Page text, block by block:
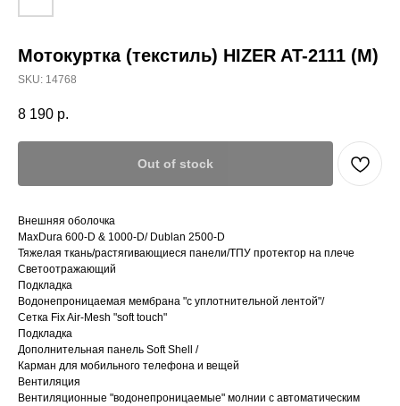
Мотокуртка (текстиль) HIZER AT-2111 (M)
SKU: 14768
8 190 р.
Out of stock
Внешняя оболочка
MaxDura 600-D & 1000-D/ Dublan 2500-D
Тяжелая ткань/растягивающиеся панели/ТПУ протектор на плече
Светоотражающий
Подкладка
Водонепроницаемая мембрана "с уплотнительной лентой"/
Сетка Fix Air-Mesh "soft touch"
Подкладка
Дополнительная панель Soft Shell /
Карман для мобильного телефона и вещей
Вентиляция
Вентиляционные "водонепроницаемые" молнии с автоматическим